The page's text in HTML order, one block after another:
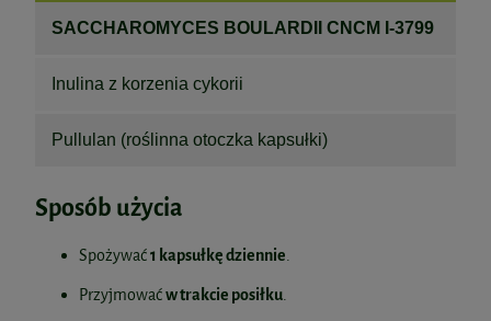
SACCHAROMYCES BOULARDII CNCM I-3799
Inulina z korzenia cykorii
Pullulan (roślinna otoczka kapsułki)
Sposób użycia
Spożywać1 kapsułkę dziennie.
Przyjmowaćw trakcie posiłku.